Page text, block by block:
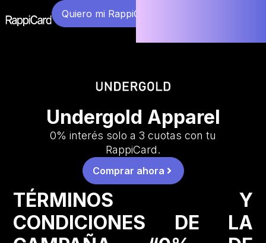
Quiero mi RappiCard
Undergold Apparel
0% interés solo a 3 cuotas con tu
RappiCard.
Comprar ahora
TÉRMINOS Y
CONDICIONES DE LA